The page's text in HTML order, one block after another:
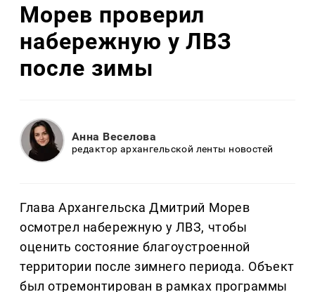
Морев проверил
набережную у ЛВЗ
после зимы
Анна Веселова
редактор архангельской ленты новостей
Глава Архангельска Дмитрий Морев
осмотрел набережную у ЛВЗ, чтобы
оценить состояние благоустроенной
территории после зимнего периода. Объект
был отремонтирован в рамках программы